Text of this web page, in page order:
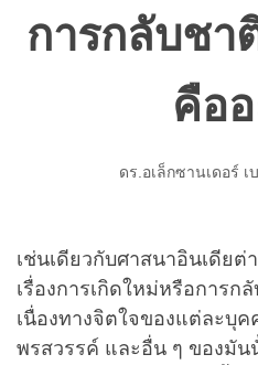
การกลับชา
คือ
ดร.อเล็กซานเดอร์ เ
เช่นเดียวกับศาสนาอินเดีย
เรื่องการเกิดใหม่หรือการก
เนื่องทางจิตใจของแต่ละ
พรสวรรค์ และอื่น ๆ ของมั